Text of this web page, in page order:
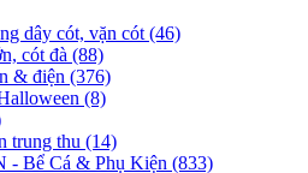
dây cót, vặn cót (46)
cót đà (88)
& điện (376)
(8)
trung thu (14)
Bể Cá & Phụ Kiện (833)